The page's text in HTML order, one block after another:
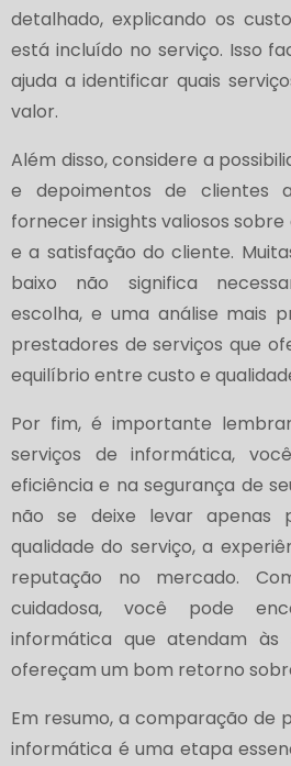
detalhado, explicando os
está incluído no serviço. Isso
ajuda a identificar quais
valor.
Além disso, considere a
e depoimentos de clientes
fornecer insights valiosos sobre
e a satisfação do cliente.
baixo não significa
escolha, e uma análise mais
prestadores de serviços que
equilíbrio entre custo e
Por fim, é importante
serviços de informática,
eficiência e na segurança de
não se deixe levar apenas
qualidade do serviço, a
reputação no mercado.
cuidadosa, você pode
informática que atendam às
ofereçam um bom retorno
Em resumo, a comparação de
informática é uma etapa